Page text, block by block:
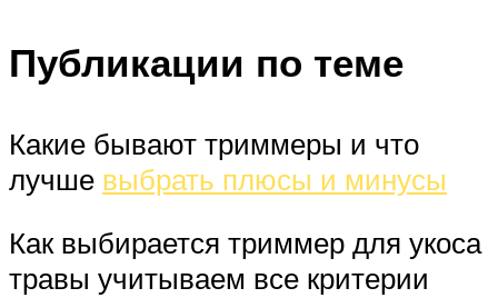
Публикации по теме
Какие бывают триммеры и что
лучше выбрать плюсы и минусы
Как выбирается триммер для укоса
травы учитываем все критерии